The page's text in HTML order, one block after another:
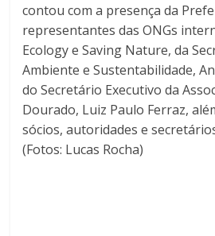
contou com a presença da
representantes das ONGs
Ecology e Saving Nature, da
Ambiente e Sustentabilidade,
do Secretário Executivo da
Dourado, Luiz Paulo Ferraz,
sócios, autoridades e
(Fotos: Lucas Rocha)